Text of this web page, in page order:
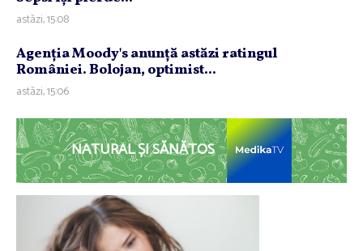
astăzi, 15:08
Agenţia Moody's anunţă astăzi ratingul
României. Bolojan, optimist...
astăzi, 15:06
NATURAL ȘI SĂNĂTOS